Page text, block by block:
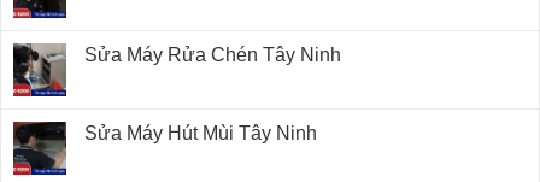
Sửa Máy Rửa Chén Tây Ninh
Sửa Máy Hút Mùi Tây Ninh